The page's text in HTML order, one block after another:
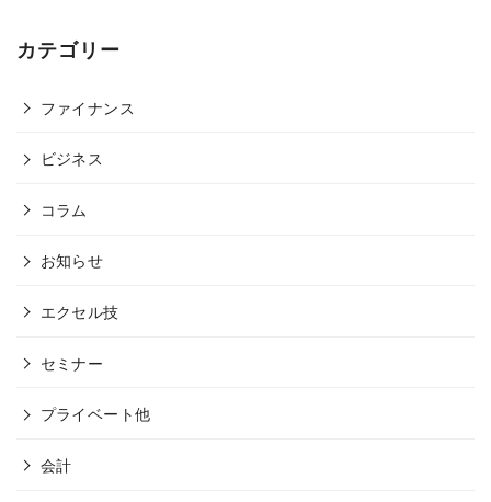
カテゴリー
ファイナンス
ビジネス
コラム
お知らせ
エクセル技
セミナー
プライベート他
会計